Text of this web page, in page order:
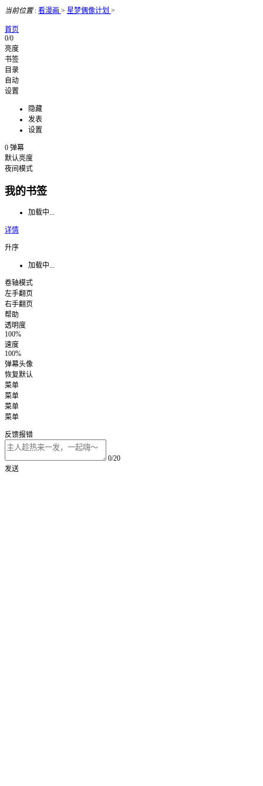
当前位置: 看漫画 > 星梦偶像计划 >
首页
0/0
亮度
书签
目录
自动
设置
隐藏
发表
设置
0 弹幕
默认亮度
夜间模式
我的书签
加载中...
详情
升序
加载中...
卷轴模式
左手翻页
右手翻页
帮助
透明度
100%
速度
100%
弹幕头像
恢复默认
菜单
菜单
菜单
菜单
反馈报错
0/20
发送